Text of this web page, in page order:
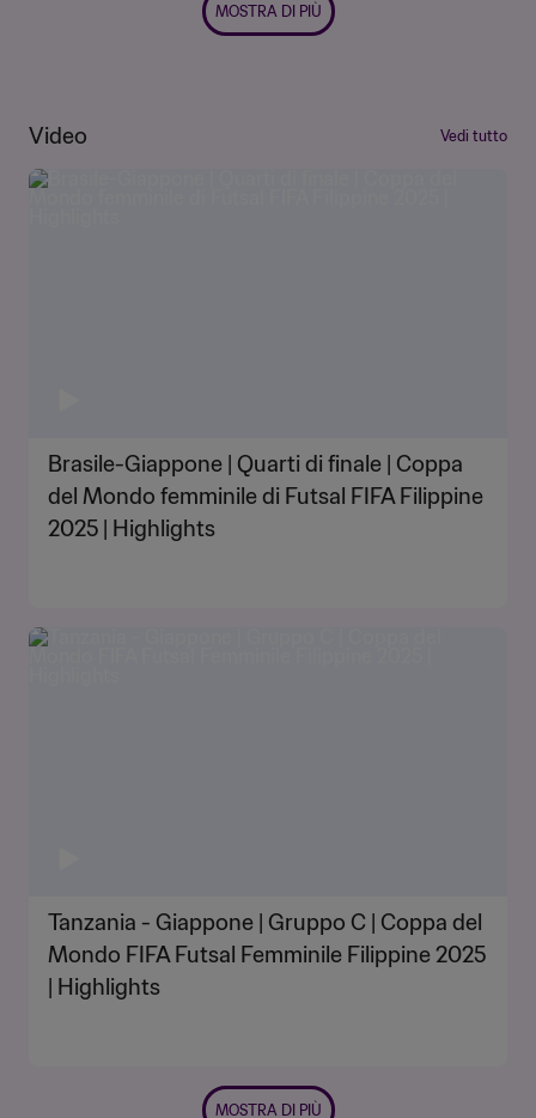
MOSTRA DI PIÙ
Video Vedi tutto
Brasile-Giappone | Quarti di finale | Coppa
del Mondo femminile di Futsal FIFA Filippine
2025 | Highlights
Tanzania - Giappone | Gruppo C | Coppa del
Mondo FIFA Futsal Femminile Filippine 2025
| Highlights
MOSTRA DI PIÙ